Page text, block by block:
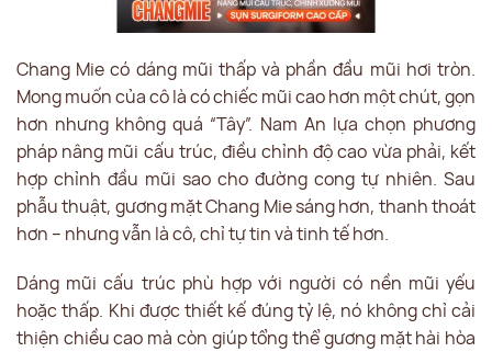
Chang Mie có dáng mũi thấp và phần đầu mũi hơi tròn.
Mong muốn của cô là có chiếc mũi cao hơn một chút, gọn
hơn nhưng không quá “Tây”. Nam An lựa chọn phương
pháp nâng mũi cấu trúc, điều chỉnh độ cao vừa phải, kết
hợp chỉnh đầu mũi sao cho đường cong tự nhiên. Sau
phẫu thuật, gương mặt Chang Mie sáng hơn, thanh thoát
hơn – nhưng vẫn là cô, chỉ tự tin và tinh tế hơn.
Dáng mũi cấu trúc phù hợp với người có nền mũi yếu
hoặc thấp. Khi được thiết kế đúng tỷ lệ, nó không chỉ cải
thiện chiều cao mà còn giúp tổng thể gương mặt hài hòa